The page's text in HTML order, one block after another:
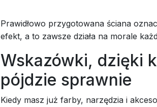
Prawidłowo przygotowana ściana
efekt, a to zawsze działa na morale
Wskazówki, dzięki
pójdzie sprawnie
Kiedy masz już farby, narzędzia i